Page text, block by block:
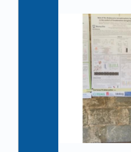
Link identifier archive #link-archive-thumb-soap-92224